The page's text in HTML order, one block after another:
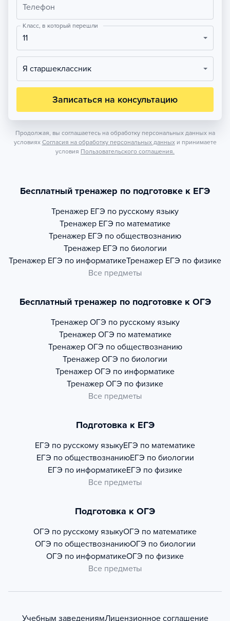
Телефон
Класс, в который перешли
11
Я старшеклассник
Записаться на консультацию
Продолжая, вы соглашаетесь на обработку персональных данных на
условиях Согласия на обработку персональных данных и принимаете
условия Пользовательского соглашения.
Бесплатный тренажер по подготовке к ЕГЭ
Тренажер ЕГЭ по русскому языку
Тренажер ЕГЭ по математике
Тренажер ЕГЭ по обществознанию
Тренажер ЕГЭ по биологии
Тренажер ЕГЭ по информатикеТренажер ЕГЭ по физике
Все предметы
Бесплатный тренажер по подготовке к ОГЭ
Тренажер ОГЭ по русскому языку
Тренажер ОГЭ по математике
Тренажер ОГЭ по обществознанию
Тренажер ОГЭ по биологии
Тренажер ОГЭ по информатике
Тренажер ОГЭ по физике
Все предметы
Подготовка к ЕГЭ
ЕГЭ по русскому языкуЕГЭ по математике
ЕГЭ по обществознаниюЕГЭ по биологии
ЕГЭ по информатикеЕГЭ по физике
Все предметы
Подготовка к ОГЭ
ОГЭ по русскому языкуОГЭ по математике
ОГЭ по обществознаниюОГЭ по биологии
ОГЭ по информатикеОГЭ по физике
Все предметы
Учебным заведениямЛицензионное соглашение